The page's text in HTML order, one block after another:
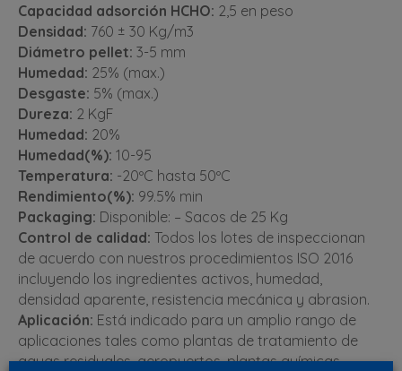
Capacidad adsorción HCHO: 2,5 en peso
Densidad: 760 ± 30 Kg/m3
Diámetro pellet: 3-5 mm
Humedad: 25% (max.)
Desgaste: 5% (max.)
Dureza: 2 KgF
Humedad: 20%
Humedad(%): 10-95
Temperatura: -20ºC hasta 50ºC
Rendimiento(%): 99.5% min
Packaging: Disponible: – Sacos de 25 Kg
Control de calidad: Todos los lotes de inspeccionan
de acuerdo con nuestros procedimientos ISO 2016
incluyendo los ingredientes activos, humedad,
densidad aparente, resistencia mecánica y abrasion.
Aplicación: Está indicado para un amplio rango de
aplicaciones tales como plantas de tratamiento de
aguas residuales, aeropuertos, plantas químicas,